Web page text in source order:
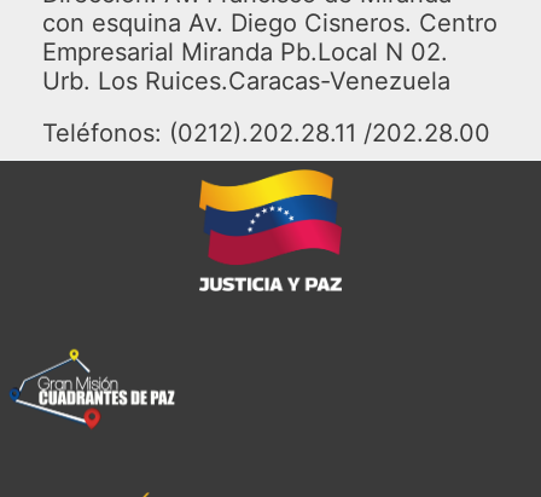
con esquina Av. Diego Cisneros. Centro
Empresarial Miranda Pb.Local N 02.
Urb. Los Ruices.Caracas-Venezuela
Teléfonos: (0212).202.28.11 /202.28.00